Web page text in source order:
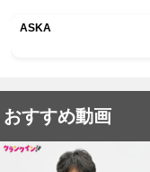
ASKA
おすすめ動画